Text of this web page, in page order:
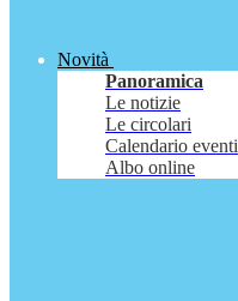
Novità
Panoramica
Le notizie
Le circolari
Calendario eventi
Albo online